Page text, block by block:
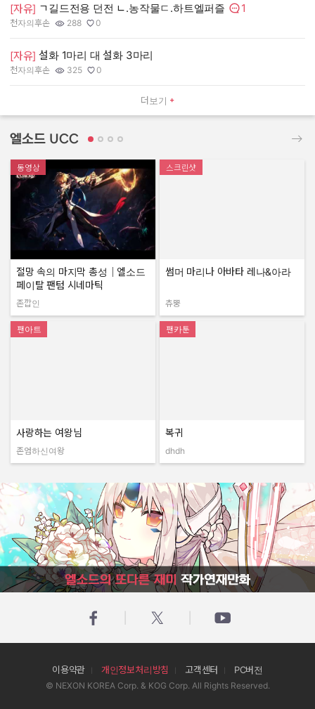
더보기
[자유] ㄱ길드전용 던전 ㄴ.농작물ㄷ.하트엘퍼즐 댓글수:
1
작성자:
천자의후손
조회수:
288
추천수:
0
[자유] 설화 1마리 대 설화 3마리
작성자:
천자의후손
조회수:
325
추천수:
0
엘소드 UCC
동영상
절망 속의 마지막 총성｜엘소드
페이탈 팬텀 시네마틱
작성자:
존깝인
스크린샷
썸머 마리나 아바타 레나&아라
작성자:
츄뿡
팬아트
사랑하는 여왕님
작성자:
존엄하신여왕
팬카툰
복귀
dhdh
엘소드의 또다른 재미 작가연재만화
이용약관 개인정보처리방침 고객센터 PC버전
© NEXON KOREA Corp. & KOG Corp. All Rights Reserved.